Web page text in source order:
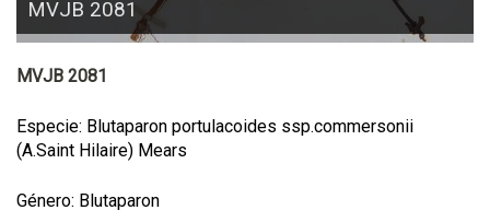
MVJB 2081
MVJB 2081
Especie: Blutaparon portulacoides ssp.commersonii
(A.Saint Hilaire) Mears
Género: Blutaparon